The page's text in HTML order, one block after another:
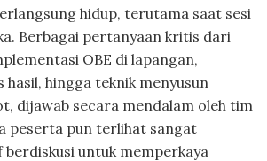
hidup, terutama saat sesi
Berbagai pertanyaan kritis dari
OBE di lapangan,
hasil, hingga teknik menyusun
dijawab secara mendalam oleh tim
peserta pun terlihat sangat
berdiskusi untuk memperkaya